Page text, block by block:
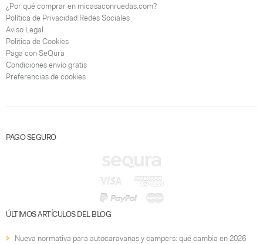
¿Por qué comprar en micasaconruedas.com?
Política de Privacidad Redes Sociales
Aviso Legal
Política de Cookies
Paga con SeQura
Condiciones envío gratis
Preferencias de cookies
PAGO SEGURO
ÚLTIMOS ARTÍCULOS DEL BLOG
Nueva normativa para autocaravanas y campers: qué cambia en 2026